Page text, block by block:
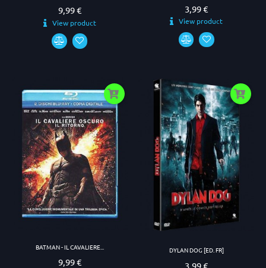
Prezzo
9,99 €
View product
Prezzo
3,99 €
View product
BATMAN - IL CAVALIERE...
Prezzo
9,99 €
DYLAN DOG [ED. FR]
Prezzo
3,99 €